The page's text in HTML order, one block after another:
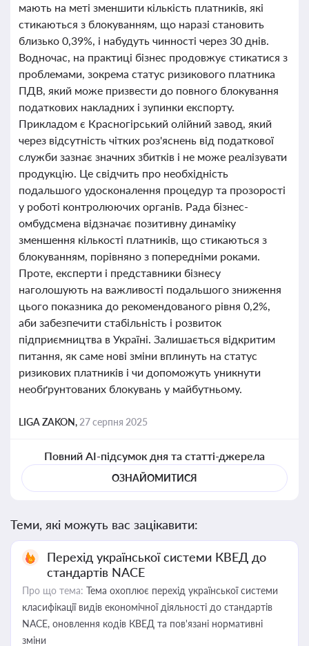
мають на меті зменшити кількість платників, які
стикаються з блокуванням, що наразі становить
близько 0,39%, і набудуть чинності через 30 днів.
Водночас, на практиці бізнес продовжує стикатися з
проблемами, зокрема статус ризикового платника
ПДВ, який може призвести до повного блокування
податкових накладних і зупинки експорту.
Прикладом є Красногірський олійний завод, який
через відсутність чітких роз'яснень від податкової
служби зазнає значних збитків і не може реалізувати
продукцію. Це свідчить про необхідність
подальшого удосконалення процедур та прозорості
у роботі контролюючих органів. Рада бізнес-
омбудсмена відзначає позитивну динаміку
зменшення кількості платників, що стикаються з
блокуванням, порівняно з попередніми роками.
Проте, експерти і представники бізнесу
наголошують на важливості подальшого зниження
цього показника до рекомендованого рівня 0,2%,
аби забезпечити стабільність і розвиток
підприємництва в Україні. Залишається відкритим
питання, як саме нові зміни вплинуть на статус
ризикових платників і чи допоможуть уникнути
необґрунтованих блокувань у майбутньому.
LIGA ZAKON, 27 серпня 2025
Повний AI-підсумок дня та статті-джерела
ОЗНАЙОМИТИСЯ
Теми, які можуть вас зацікавити:
Перехід української системи КВЕД до
стандартів NACE
Про що тема: Тема охоплює перехід української системи
класифікації видів економічної діяльності до стандартів
NACE, оновлення кодів КВЕД та пов'язані нормативні
зміни